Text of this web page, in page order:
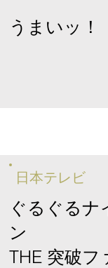
うまいッ！
​日本テレビ
ぐるぐるナ
ン
​THE 突破フ